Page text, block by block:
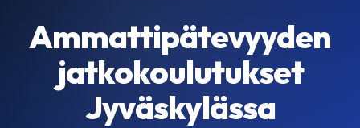
Ammattipätevyyden
jatkokoulutukset
Jyväskylässa